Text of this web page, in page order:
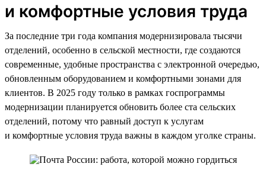
и комфортные условия труда
За последние три года компания модернизировала тысячи
отделений, особенно в сельской местности, где создаются
современные, удобные пространства с электронной очередью,
обновленным оборудованием и комфортными зонами для
клиентов. В 2025 году только в рамках госпрограммы
модернизации планируется обновить более ста сельских
отделений, потому что равный доступ к услугам
и комфортные условия труда важны в каждом уголке страны.